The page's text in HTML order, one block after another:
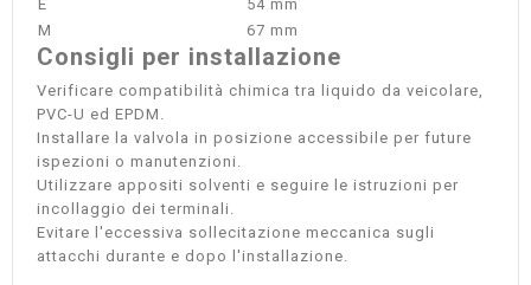
E
54 mm
M
67 mm
Consigli per installazione
Verificare compatibilità chimica tra liquido da veicolare,
PVC-U ed EPDM.
Installare la valvola in posizione accessibile per future
ispezioni o manutenzioni.
Utilizzare appositi solventi e seguire le istruzioni per
incollaggio dei terminali.
Evitare l'eccessiva sollecitazione meccanica sugli
attacchi durante e dopo l'installazione.